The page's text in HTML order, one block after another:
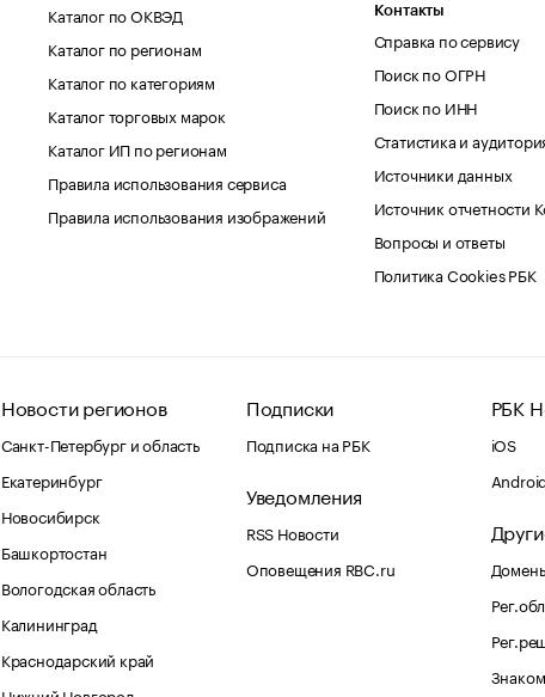
Каталог по ОКВЭД
Каталог по регионам
Каталог по категориям
Каталог торговых марок
Каталог ИП по регионам
Правила использования сервиса
Правила использования изображений
Контакты
Справка по сервису
Поиск по ОГРН
Поиск по ИНН
Статистика и
Источники данных
Источник отчетности
Вопросы и ответы
Политика Cookies РБК
Новости регионов
Санкт-Петербург и область
Екатеринбург
Новосибирск
Башкортостан
Вологодская область
Калининград
Краснодарский край
Подписки
Подписка на РБК
Уведомления
RSS Новости
Оповещения RBC.ru
РБК
iOS